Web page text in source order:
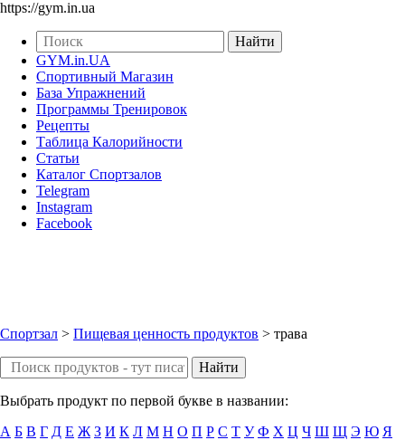
https://gym.in.ua
GYM.in.UA
Спортивный Магазин
База Упражнений
Программы Тренировок
Рецепты
Таблица Калорийности
Статьи
Каталог Спортзалов
Telegram
Instagram
Facebook
Спортзал > Пищевая ценность продуктов > трава
Выбрать продукт по первой букве в названии:
А Б В Г Д Е Ж З И К Л М Н О П Р С Т У Ф Х Ц Ч Ш Щ Э Ю Я